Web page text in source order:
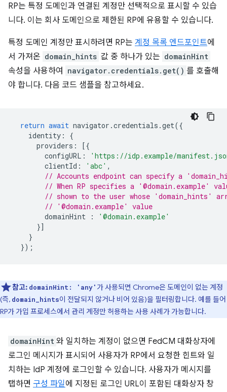
RP는 특정 도메인과 연결된 계정만 선택적으로 표시할 수 있습
니다. 이는 회사 도메인으로 제한된 RP에 유용할 수 있습니다.
특정 도메인 계정만 표시하려면 RP는 계정 목록 엔드포인트에
서 가져온 domain_hints 값 중 하나가 있는 domainHint
속성을 사용하여 navigator.credentials.get() 를 호출해
야 합니다. 다음 코드 샘플을 참고하세요.
return await navigator .credentials .get({
identity :
{
providers :
[{
configURL :
'https://idp.example/
clientId : 'abc' ,
// Accounts endpoint can specify a
// When RP specifies a '@domain.example'
// shown to the user whose 'domain_hints'
// '@domain.example' value
domainHint
:
'@domain.example'
}]
}
});
참고: domainHint: 'any' 가 사용되면 Chrome은 도메인이 없는 계정
(즉, domain_hints이 전달되지 않거나 비어 있음)을 필터링합니다. 예를 들어
RP가 가입 프로세스에서 관리 계정만 허용하는 사용 사례가 가능합니다.
domainHint 와 일치하는 계정이 없으면 FedCM 대화상자에
로그인 메시지가 표시되어 사용자가 RP에서 요청한 힌트와 일
치하는 IdP 계정에 로그인할 수 있습니다. 사용자가 메시지를
탭하면 구성 파일에 지정된 로그인 URL이 포함된 대화상자 창